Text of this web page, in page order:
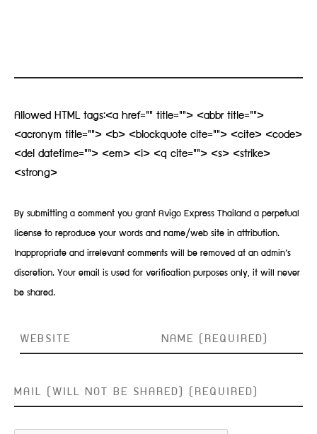
Allowed HTML tags:<a href="" title=""> <abbr title="">
<acronym title=""> <b> <blockquote cite=""> <cite> <code>
<del datetime=""> <em> <i> <q cite=""> <s> <strike>
<strong>
By submitting a comment you grant Avigo Express Thailand a perpetual
license to reproduce your words and name/web site in attribution.
Inappropriate and irrelevant comments will be removed at an admin’s
discretion. Your email is used for verification purposes only, it will never
be shared.